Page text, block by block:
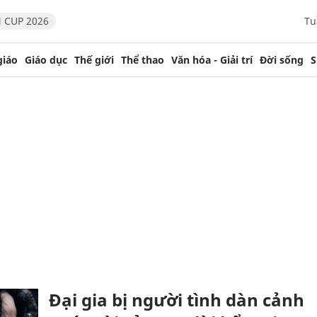
CUP 2026
Giáo dục Thế giới Thể thao Văn hóa - Giải trí Đời sống
Đại gia bị người tình dàn cảnh